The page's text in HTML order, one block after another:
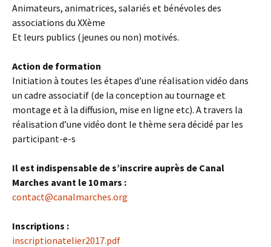
Animateurs, animatrices, salariés et bénévoles des
associations du XXème
Et leurs publics (jeunes ou non) motivés.
Action de formation
Initiation à toutes les étapes d’une réalisation vidéo dans
un cadre associatif (de la conception au tournage et
montage et à la diffusion, mise en ligne etc). A travers la
réalisation d’une vidéo dont le thème sera décidé par les
participant-e-s
Il est indispensable de s’inscrire auprès de Canal
Marches avant le 10 mars :
contact@canalmarches.org
Inscriptions :
inscriptionatelier2017.pdf